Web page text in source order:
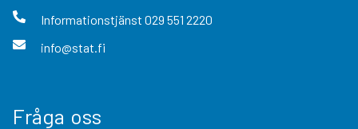
Informationstjänst 029 551 2220
info@stat.fi
Fråga oss